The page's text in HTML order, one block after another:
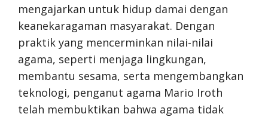
mengajarkan untuk hidup damai dengan
keanekaragaman masyarakat. Dengan
praktik yang mencerminkan nilai-nilai
agama, seperti menjaga lingkungan,
membantu sesama, serta mengembangkan
teknologi, penganut agama Mario Iroth
telah membuktikan bahwa agama tidak